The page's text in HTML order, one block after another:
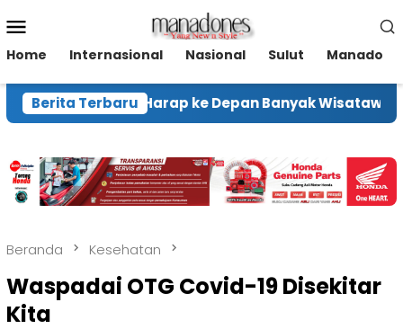
ke
kontenMobile
Home Internasional Nasional Sulut Manado
Berita Terbaru
Ekraf Harap ke Depan Banyak Wisatawan
Beranda Kesehatan
Waspadai OTG Covid-19 Disekitar
Kita